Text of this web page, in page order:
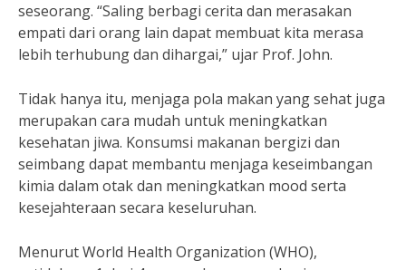
seseorang. “Saling berbagi cerita dan merasakan
empati dari orang lain dapat membuat kita merasa
lebih terhubung dan dihargai,” ujar Prof. John.
Tidak hanya itu, menjaga pola makan yang sehat juga
merupakan cara mudah untuk meningkatkan
kesehatan jiwa. Konsumsi makanan bergizi dan
seimbang dapat membantu menjaga keseimbangan
kimia dalam otak dan meningkatkan mood serta
kesejahteraan secara keseluruhan.
Menurut World Health Organization (WHO),